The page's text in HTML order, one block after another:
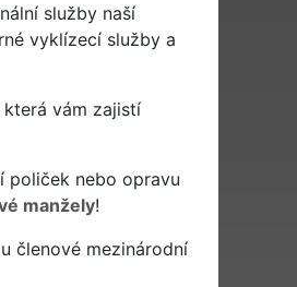
služby naší
vyklízecí služby a
vám zajistí
poliček nebo opravu
manžely!
členové mezinárodní